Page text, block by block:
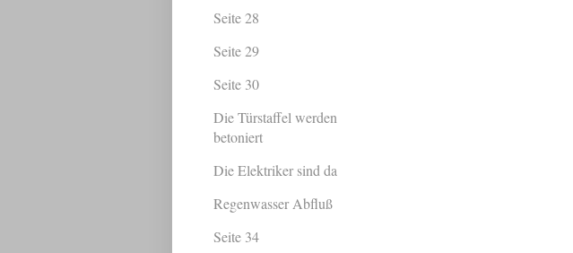
Seite 28
Seite 29
Seite 30
Die Türstaffel werden
betoniert
Die Elektriker sind da
Regenwasser Abfluß
Seite 34